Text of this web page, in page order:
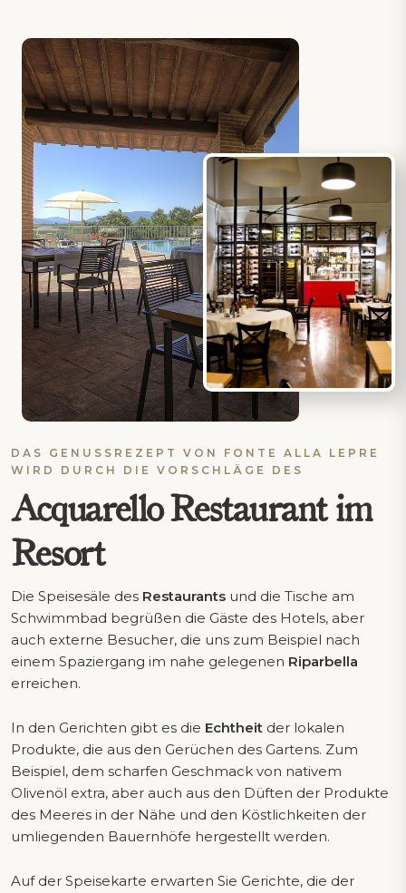
DAS GENUSSREZEPT VON FONTE ALLA LEPRE
WIRD DURCH DIE VORSCHLÄGE DES
Acquarello Restaurant im
Resort
Die Speisesäle des Restaurants und die Tische am
Schwimmbad begrüßen die Gäste des Hotels, aber
auch externe Besucher, die uns zum Beispiel nach
einem Spaziergang im nahe gelegenen Riparbella
erreichen.
In den Gerichten gibt es die Echtheit der lokalen
Produkte, die aus den Gerüchen des Gartens. Zum
Beispiel, dem scharfen Geschmack von nativem
Olivenöl extra, aber auch aus den Düften der Produkte
des Meeres in der Nähe und den Köstlichkeiten der
umliegenden Bauernhöfe hergestellt werden.
Auf der Speisekarte erwarten Sie Gerichte, die der